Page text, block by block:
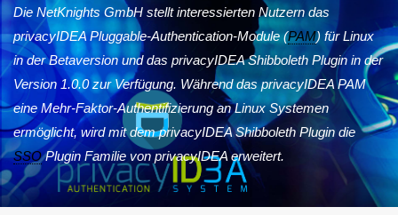
Die NetKnights GmbH stellt interessierten Nutzern das
privacyIDEA Pluggable-Authentication-Module (PAM) für Linux
in der Betaversion und das privacyIDEA Shibboleth Plugin in der
Version 1.0.0 zur Verfügung. Während das privacyIDEA PAM
eine Mehr-Faktor-Authentifizierung an Linux Systemen
ermöglicht, wird mit dem privacyIDEA Shibboleth Plugin die
SSOPlugin Familie von privacyIDEA erweitert.